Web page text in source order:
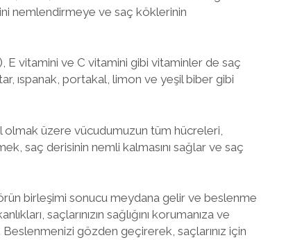
nemlendirmeye ve saç köklerinin
E vitamini ve C vitamini gibi vitaminler de saç
ıspanak, portakal, limon ve yeşil biber gibi
olmak üzere vücudumuzun tüm hücreleri,
saç derisinin nemli kalmasını sağlar ve saç
birleşimi sonucu meydana gelir ve beslenme
saçlarınızın sağlığını korumanıza ve
gözden geçirerek, saçlarınız için